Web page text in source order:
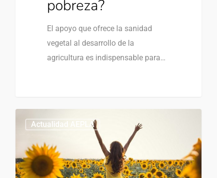
pobreza?
El apoyo que ofrece la sanidad
vegetal al desarrollo de la
agricultura es indispensable para…
Actualidad AEPLA